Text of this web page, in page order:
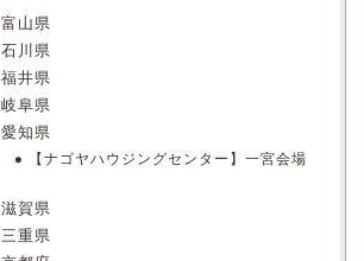
富山県
石川県
福井県
岐阜県
愛知県
【ナゴヤハウジングセンター】一宮会場
滋賀県
三重県